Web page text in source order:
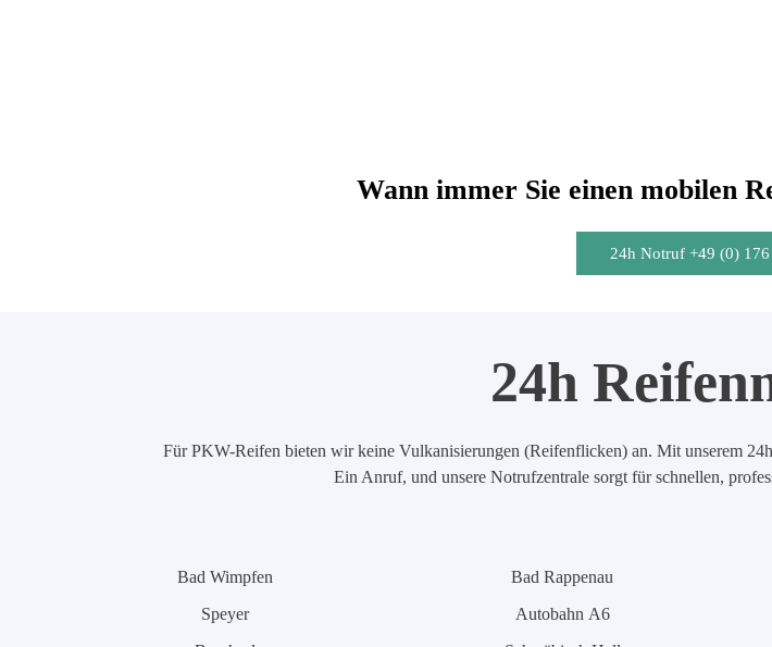
Wann immer Sie einen mobilen
24h Notruf +49 (0)
24h
Für PKW-Reifen bieten wir keine Vulkanisierungen (Reifenflicken) an. Mit unserem
Ein Anruf, und unsere Notrufzentrale sorgt für schnellen,
Bad Wimpfen
Speyer
Bad Rappenau
Autobahn A6